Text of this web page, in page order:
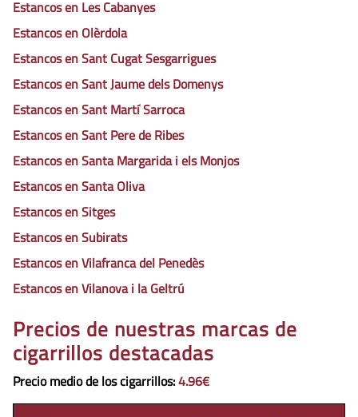
Estancos en Les Cabanyes
Estancos en Olèrdola
Estancos en Sant Cugat Sesgarrigues
Estancos en Sant Jaume dels Domenys
Estancos en Sant Martí Sarroca
Estancos en Sant Pere de Ribes
Estancos en Santa Margarida i els Monjos
Estancos en Santa Oliva
Estancos en Sitges
Estancos en Subirats
Estancos en Vilafranca del Penedès
Estancos en Vilanova i la Geltrú
Precios de nuestras marcas de
cigarrillos destacadas
Precio medio de los cigarrillos:4.96€